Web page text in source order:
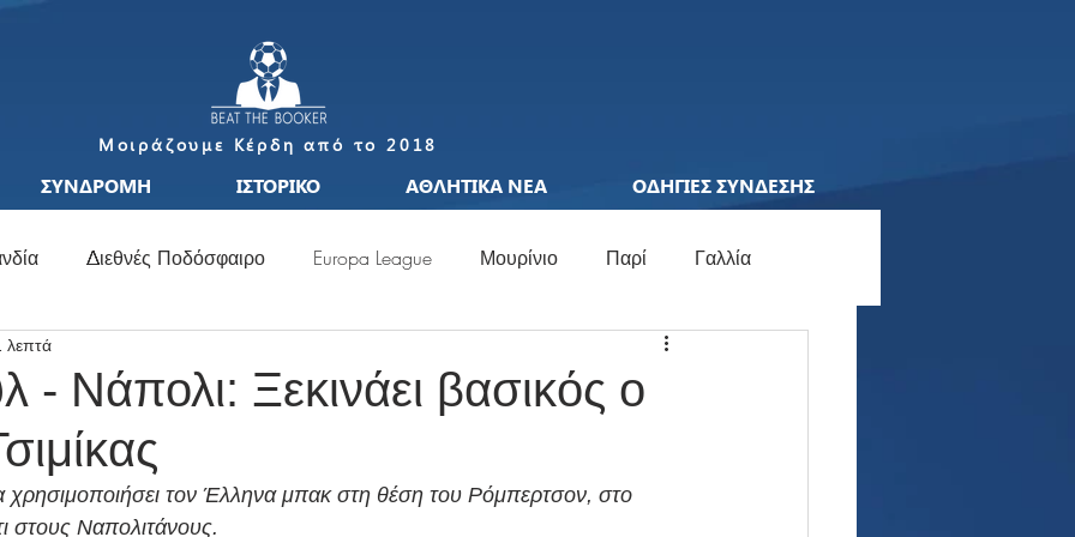
Μοιράζουμε Κέρδη από το 2018
ΣΥΝΔΡΟΜΗ ΙΣΤΟΡΙΚΟ ΑΘΛΗΤΙΚΑ ΝΕΑ ΟΔΗΓΙΕΣ ΣΥΝΔΕΣΗΣ
Διεθνές Ποδόσφαιρο Europa League Μουρίνιο Παρί Γαλλία
Μουντιάλ
- Νάπολι: Ξεκινάει βασικός ο
λεπτά
τον Έλληνα μπακ στη θέση του Ρόμπερτσον, στο
στους Ναπολιτάνους.